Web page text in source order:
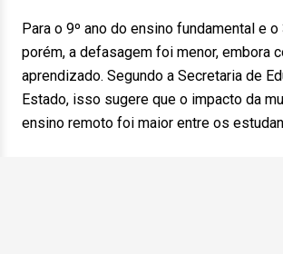
Para o 9º ano do ensino fundamental e
porém, a defasagem foi menor, embora
aprendizado. Segundo a Secretaria de
Estado, isso sugere que o impacto da
ensino remoto foi maior entre os